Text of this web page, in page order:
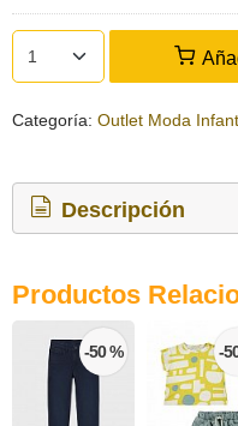
Categoría: Outlet Moda
Descripción
Productos
-50 % -